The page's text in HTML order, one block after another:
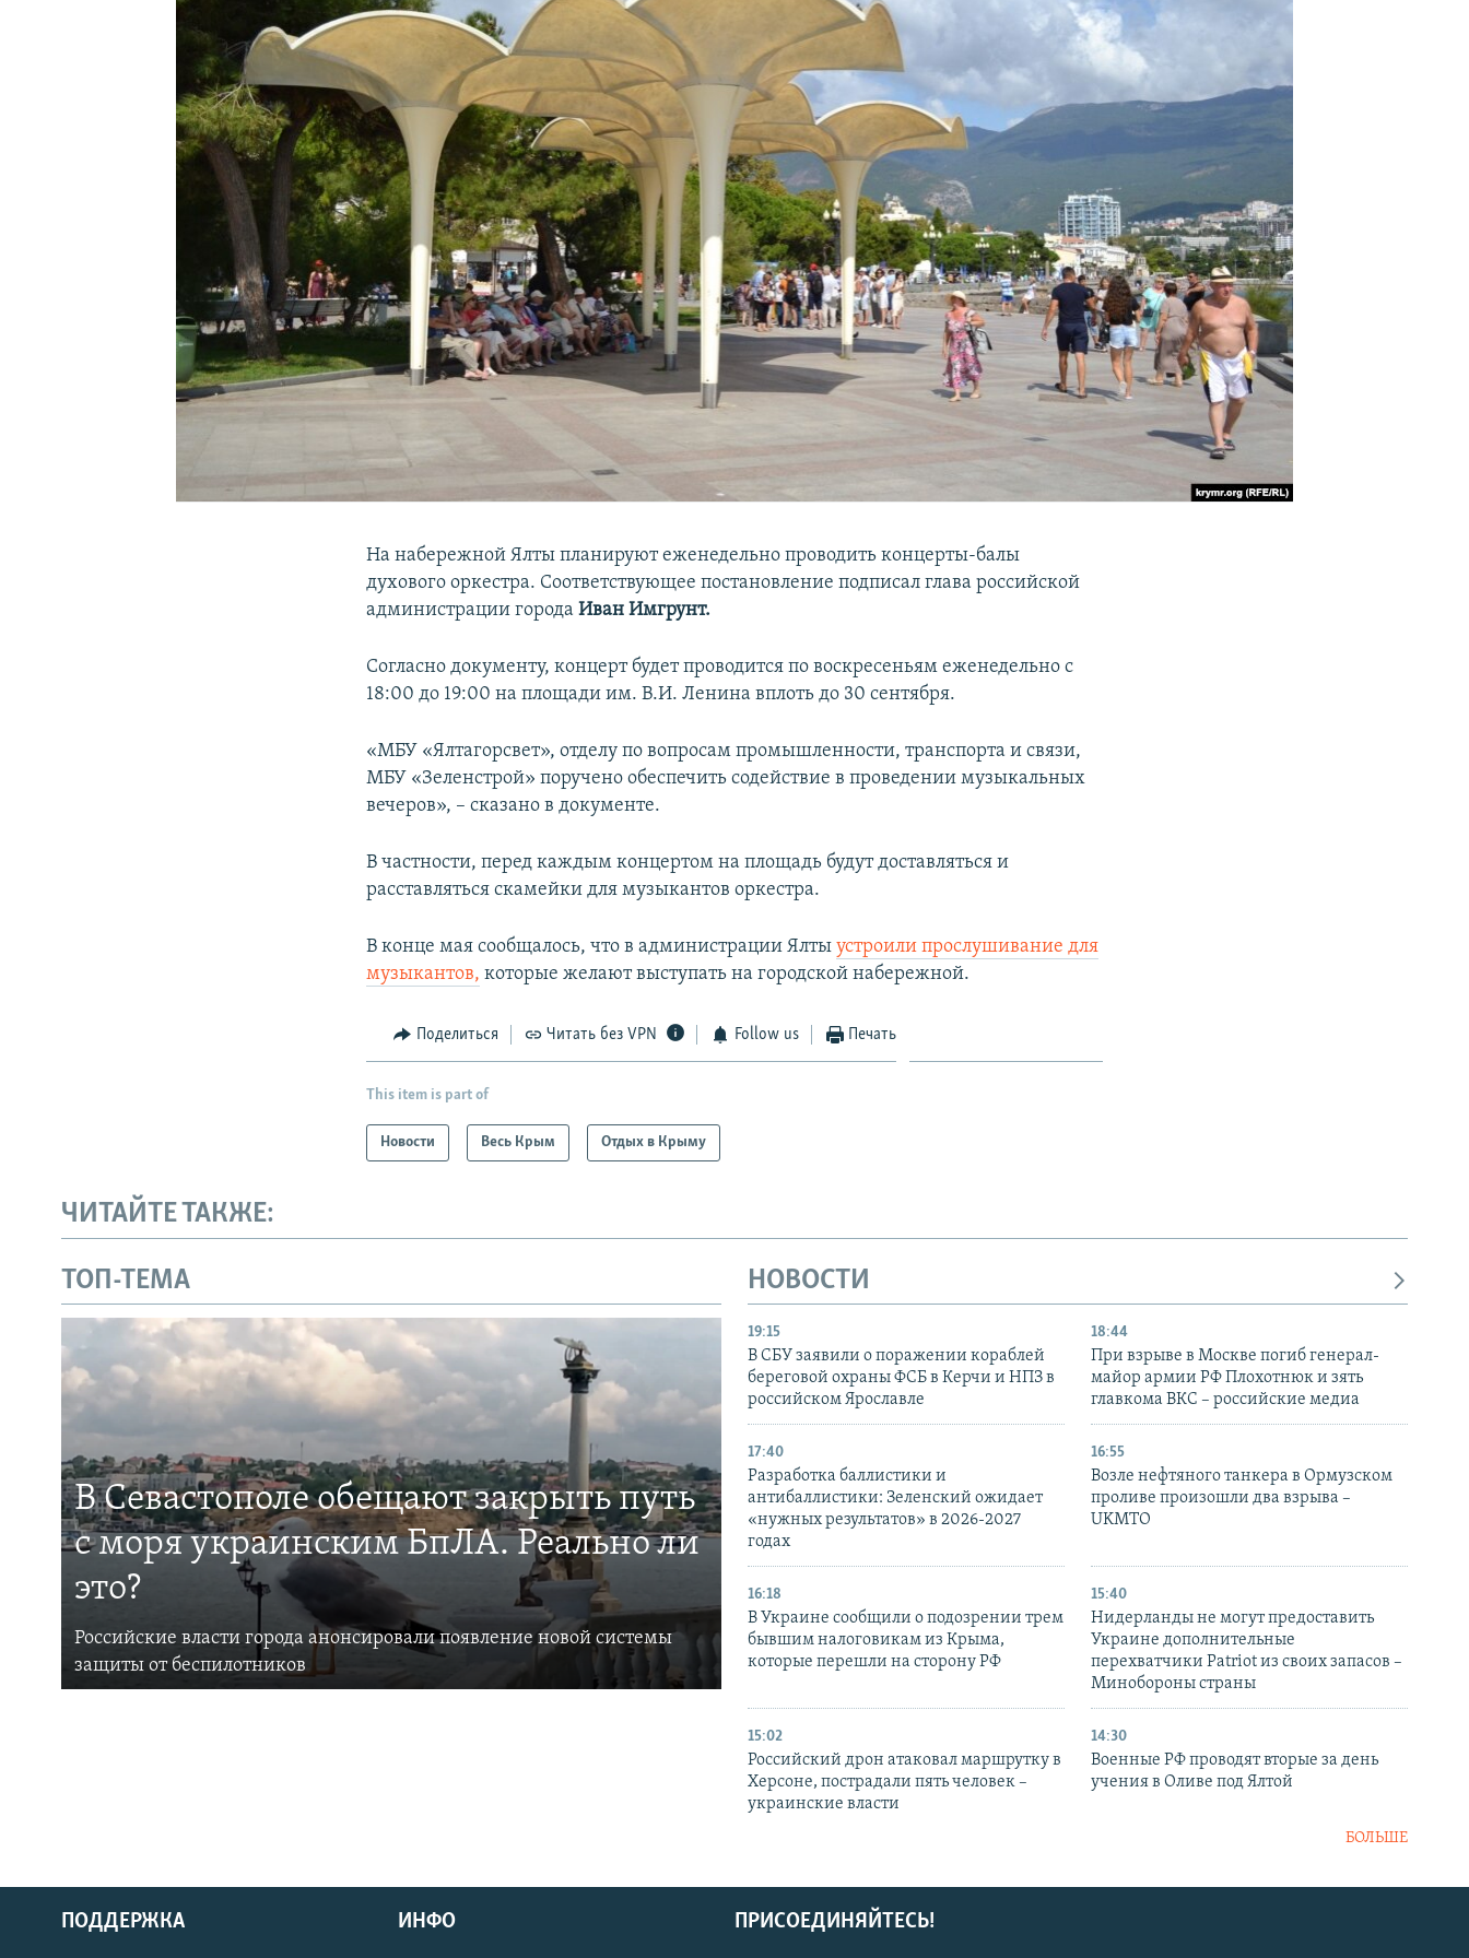
УКРАИНСКАЯ ПРОБЛЕМА КРЫМА
На набережной Ялты планируют еженедельно проводить концерты-балы
духового оркестра. Соответствующее постановление подписал глава российской
администрации городаИван Имгрунт.
Согласно документу, концерт будет проводится по воскресеньям еженедельно с
18:00 до 19:00 на площади им. В.И. Ленина вплоть до 30 сентября.
«МБУ «Ялтагорсвет», отделу по вопросам промышленности, транспорта и связи,
МБУ «Зеленстрой» поручено обеспечить содействие в проведении музыкальных
вечеров», – сказано в документе.
В частности, перед каждым концертом на площадь будут доставляться и
расставляться скамейки для музыкантов оркестра.
В конце мая сообщалось, что в администрации Ялтыустроили прослушивание для
музыкантов, которые желают выступать на городской набережной.
Поделиться Читать без VPN Follow us Печать
This item is part of
Новости Весь Крым Отдых в Крыму
ЧИТАЙТЕ ТАКЖЕ:
ТОП-ТЕМА
В Севастополе обещают закрыть путь
с моря украинским БпЛА. Реально ли
это?
Российские власти города анонсировали появление новой системы
защиты от беспилотников
НОВОСТИ
19:15
В СБУ заявили о поражении кораблей
береговой охраны ФСБ в Керчи и НПЗ в
российском Ярославле
18:44
При взрыве в Москве погиб генерал-
майор армии РФ Плохотнюк и зять
главкома ВКС – российские медиа
17:40
Разработка баллистики и
антибаллистики: Зеленский ожидает
«нужных результатов» в 2026-2027
годах
16:55
Возле нефтяного танкера в Ормузском
проливе произошли два взрыва –
UKMTO
16:18
В Украине сообщили о подозрении трем
бывшим налоговикам из Крыма,
которые перешли на сторону РФ
15:40
Нидерланды не могут предоставить
Украине дополнительные
перехватчики Patriot из своих запасов –
Минобороны страны
15:02
Российский дрон атаковал маршрутку в
Херсоне, пострадали пять человек –
украинские власти
14:30
Военные РФ проводят вторые за день
учения в Оливе под Ялтой
БОЛЬШЕ
ПРИСОЕДИНЯЙТЕСЬ!
ПОДДЕРЖКА ИНФО